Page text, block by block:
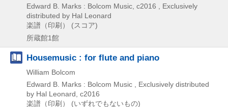
Edward B. Marks : Bolcom Music, c2016 , Exclusively
distributed by Hal Leonard
楽譜（印刷） (スコア)
所蔵館1館
Housemusic : for flute and piano
William Bolcom
Edward B. Marks : Bolcom Music , Exclusively distributed
by Hal Leonard, c2016
楽譜（印刷） (いずれでもないもの)